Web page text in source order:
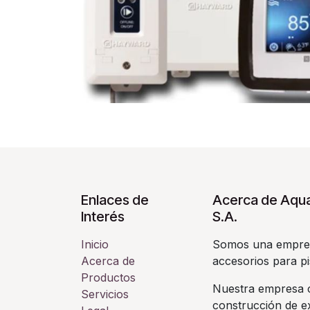
Enlaces de
Interés
Inicio
Acerca de
Productos
Servicios
Acerca de
S.A.
Somos una
accesorios para
Nuestra empresa
construcción de